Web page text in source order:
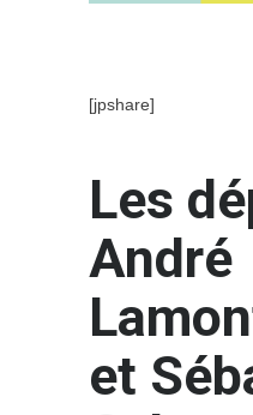
[jpshare]
Les
André
et